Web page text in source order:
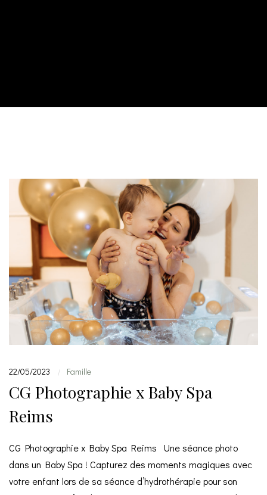
22/05/2023 | Famille
CG Photographie x Baby Spa
Reims
CG Photographie x Baby Spa Reims Une séance photo
dans un Baby Spa ! Capturez des moments magiques avec
votre enfant lors de sa séance d’hydrothérapie pour son